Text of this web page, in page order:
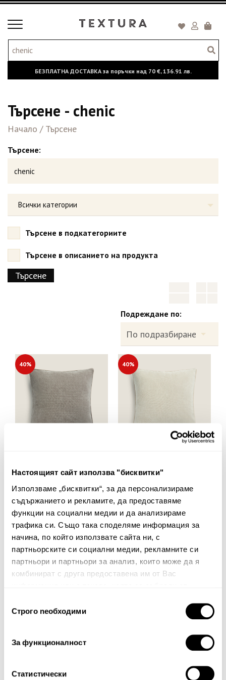
Настоящият сайт използва "бисквитки"
Използваме „бисквитки“, за да персонализираме
съдържанието и рекламите, да предоставяме
функции на социални медии и да анализираме
трафика си. Също така споделяме информация за
начина, по който използвате сайта ни, с
партньорските си социални медии, рекламните си
партньори и партньори за анализ, които може да я
комбинират с друга предоставена им от Вас
наСтрого nеобходими
За функционалност
Статистически
Toggle
БЕЗПЛАТНА ДОСТАВКА за поръчки над 70 €,136.91 лв.
Търсене - chenic
Начало / Търсене
Търсене:
Всички категории
Търсене в подкатегориите
Търсене в описанието на продукта
Подреждане по:
40%
Декоративна калъфка за
възглавница Chenic
25.00€ 48.90лв.
15.00€ 29.34лв.
40%
възглавница Chenic
25.00€ 48.90лв.
15.00€ 29.34лв.
Абонирайте се сега, за да сте в крак с
нашите новини и ексклузивни оферти.